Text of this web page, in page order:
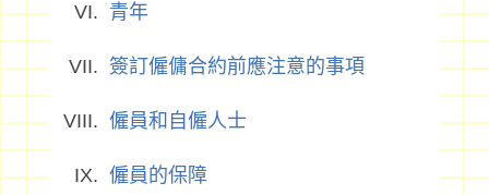
青年
簽訂僱傭合約前應注意的事項
僱員和自僱人士
僱員的保障